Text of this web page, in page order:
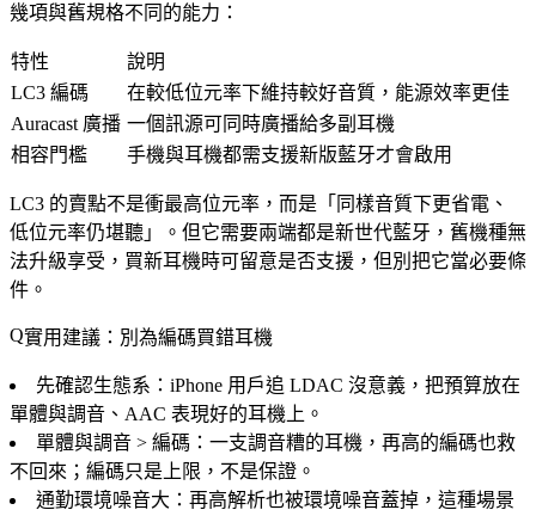
幾項與舊規格不同的能力：
特性
說明
LC3 編碼
在較低位元率下維持較好音質，能源效率更佳
Auracast 廣播 一個訊源可同時廣播給多副耳機
相容門檻
手機與耳機都需支援新版藍牙才會啟用
LC3 的賣點不是衝最高位元率，而是「同樣音質下更省電、
低位元率仍堪聽」。但它需要兩端都是新世代藍牙，舊機種無
法升級享受，買新耳機時可留意是否支援，但別把它當必要條
件。
實用建議：別為編碼買錯耳機
先確認生態系 ：iPhone 用戶追 LDAC 沒意義，把預算放在
單體與調音、AAC 表現好的耳機上。
單體與調音 > 編碼 ：一支調音糟的耳機，再高的編碼也救
不回來；編碼只是上限，不是保證。
通勤環境噪音大 ：再高解析也被環境噪音蓋掉，這種場景